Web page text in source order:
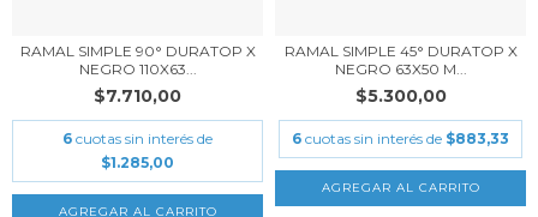
RAMAL SIMPLE 90° DURATOP X
NEGRO 110X63...
$7.710,00
6 cuotas sin interés de
$1.285,00
RAMAL SIMPLE 45° DURATOP X
NEGRO 63X50 M...
$5.300,00
6 cuotas sin interés de $883,33